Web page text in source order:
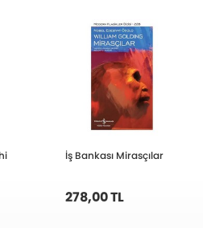
İş Bankası Mirasçılar
278,00 TL